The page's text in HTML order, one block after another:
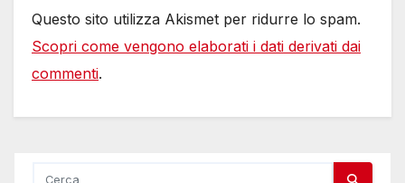
Questo sito utilizza Akismet per ridurre lo spam.
Scopri come vengono elaborati i dati derivati dai
commenti.